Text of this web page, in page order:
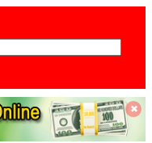
✖